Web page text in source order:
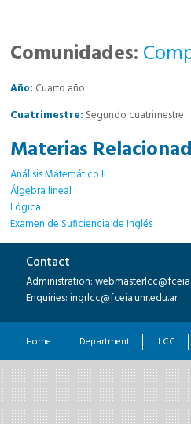
Comunidades:
Año: Cuarto año
Cuatrimestre: Segundo cuatrimestre
Materias
Análisis Matemático II
Álgebra lineal
Lógica
Examen de Suficiencia de Inglés
Contact
Administration:
Enquiries: ingrlcc@fceia.unr.edu.ar
Home Department LCC